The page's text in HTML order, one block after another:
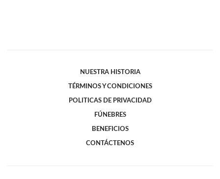
NUESTRA HISTORIA
TÉRMINOS Y CONDICIONES
POLITICAS DE PRIVACIDAD
FÚNEBRES
BENEFICIOS
CONTÁCTENOS